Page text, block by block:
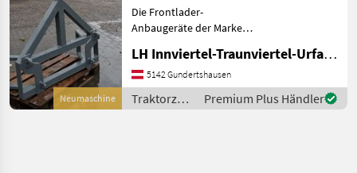
Neumaschine
Die Frontlader-
Anbaugeräte der Marke
zeichnen sich durch ihre
robuste Bauweise und
hohe Funktionalität aus.
Diese Geräte sind speziell
LH Innviertel-Traunviertel-Urfahr eGen, Gundertshausen
5142 Gundertshausen
Traktorzubehör
/ Stekro
Premium Plus Händler